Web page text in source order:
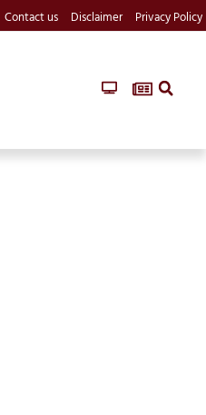
Contact us Disclaimer Privacy Policy